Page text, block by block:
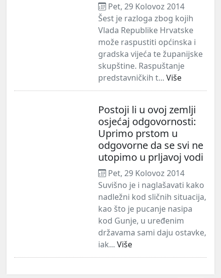
Pet, 29 Kolovoz 2014
Šest je razloga zbog kojih
Vlada Republike Hrvatske
može raspustiti općinska i
gradska vijeća te županijske
skupštine. Raspuštanje
predstavničkih t... Više
Postoji li u ovoj zemlji
osjećaj odgovornosti:
Uprimo prstom u
odgovorne da se svi ne
utopimo u prljavoj vodi
Pet, 29 Kolovoz 2014
Suvišno je i naglašavati kako
nadležni kod sličnih situacija,
kao što je pucanje nasipa
kod Gunje, u uređenim
državama sami daju ostavke,
iak... Više